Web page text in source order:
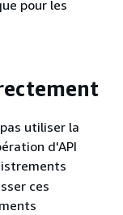
pour les
utiliser la
d'API
ces